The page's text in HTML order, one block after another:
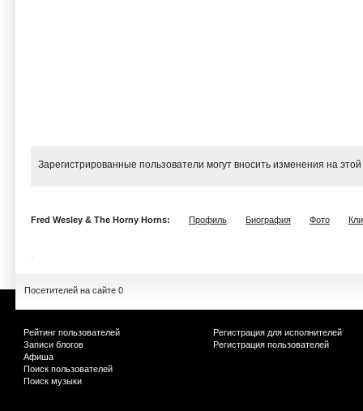
Зарегистрированные пользователи могут вносить изменения на
Fred Wesley & The Horny Horns: Профиль Биография Фото
Посетителей на сайте 0
Рейтинг пользователей
Записи блогов
Афиша
Поиск пользователей
Поиск музыки
Регистрация для исполнителей
Регистрация пользователей